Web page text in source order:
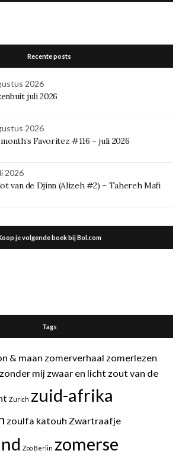
Recente posts
2026
juli 2026
2026
Favoritez #116 – juli 2026
2026
van de Djinn (Alizeh #2) – Tahereh Mafi
je volgende boek bij Bol.com
Tags
& maan zomerverhaal zomerlezen
zonder mij zwaar en licht zout van de
Zurich zuid-afrika
zoulfa katouh Zwartraafje
Zoo Berlin zomerse